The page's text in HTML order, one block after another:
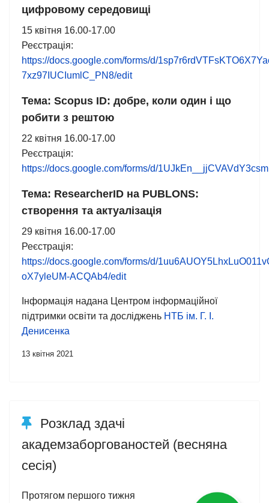
цифровому середовищі
15 квітня 16.00-17.00
Реєстрація:
https://docs.google.com/forms/d/
7xz97IUCIumlC_PN8/edit
Тема: Scopus ID: добре, коли один і що
робити з рештою
22 квітня 16.00-17.00
Реєстрація:
https://docs.google.com/forms/d/
Тема: ResearcherID на PUBLONS:
створення та актуалізація
29 квітня 16.00-17.00
Реєстрація:
https://docs.google.com/forms/d/
oX7yleUM-ACQAb4/edit
Інформація надана Центром інформаційної
підтримки освіти та досліджень НТБ ім. Г. І.
Денисенка
13 квітня 2021
Розклад здачі
академзаборгованостей (весняна
сесія)
Протягом першого тижня